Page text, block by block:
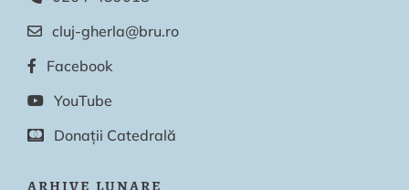
cluj-gherla@bru.ro
Facebook
YouTube
Donații Catedrală